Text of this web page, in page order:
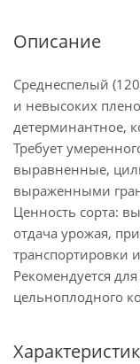
Описание
Среднеспелый
и невысоких
детерминантное,
Требует
выравненные,
выраженными
Ценность сорта:
отдача урожая,
транспортировки
Рекомендуется
цельноплодного